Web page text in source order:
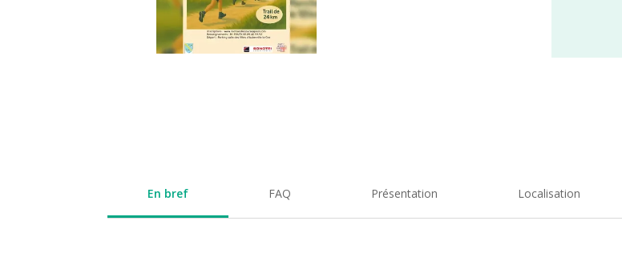
En bref FAQ Présentation Localisation